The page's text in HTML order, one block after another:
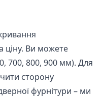
ціну. Ви можете
700, 800, 900 мм). Для
сторону
фурнітури – ми